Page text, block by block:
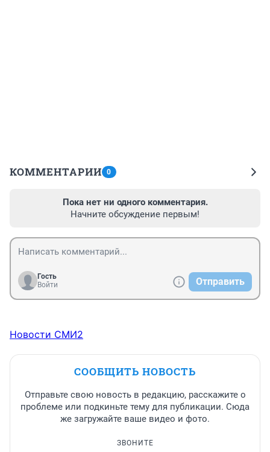
КОММЕНТАРИИ 0
Пока нет ни одного комментария.
Начните обсуждение первым!
Гость
Войти
Отправить
Новости СМИ2
СООБЩИТЬ НОВОСТЬ
Отправьте свою новость в редакцию, расскажите о
проблеме или подкиньте тему для публикации. Сюда
же загружайте ваше видео и фото.
ЗВОНИТЕ